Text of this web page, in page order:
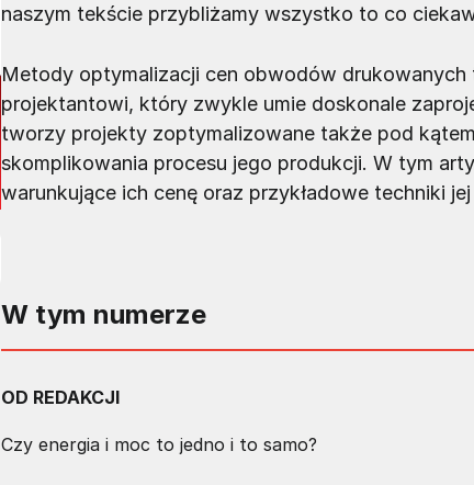
naszym tekście przybliżamy wszystko to co
Metody optymalizacji cen obwodów
projektantowi, który zwykle umie doskonale
tworzy projekty zoptymalizowane także pod
skomplikowania procesu jego produkcji. W tym
warunkujące ich cenę oraz przykładowe techniki
W tym numerze
OD REDAKCJI
Czy energia i moc to jedno i to samo?